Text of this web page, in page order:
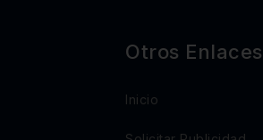
Otros Enlaces
Inicio